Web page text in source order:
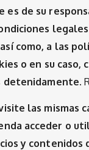
es de su
como, a las
o en su caso,
detenidamente.
las mismas
acceder o
y contenidos